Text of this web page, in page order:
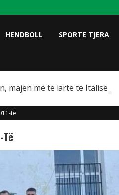
HENDBOLL SPORTE TJERA
majën më të lartë të Italisë
të